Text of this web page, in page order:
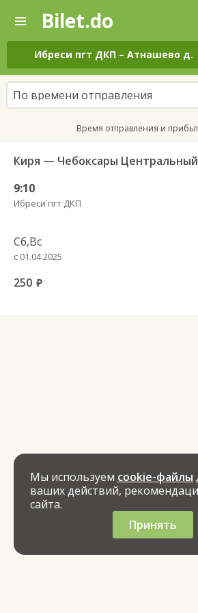
—
Поиск
и
покупка
билетов
на
автобус
онлайн
Bilet.do
Ибреси пгт ДКП – Атнашево д.
По времени отправления
Время отправления и
9:10
Ибреси пгт ДКП
Сб,Вс
с 01.04.2025
250 руб.
Мы используем cookie-файлы
ваших действий,
сайта.
Принять